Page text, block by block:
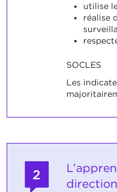
utilise
réalise
SOCLES
Les
2